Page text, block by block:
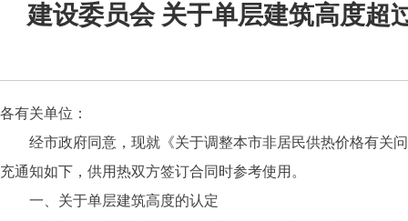
建设委员会 关于单层建筑高度超
各有关单位：
经市政府同意，现就《关于调整本市非居民供热价格有关问
充通知如下，供用热双方签订合同时参考使用。
一、关于单层建筑高度的认定